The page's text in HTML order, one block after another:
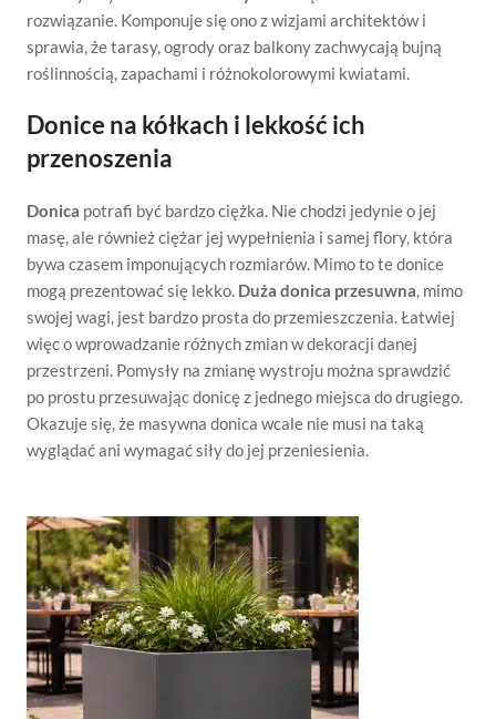
rozwiązanie. Komponuje się ono z wizjami architektów i
sprawia, że tarasy, ogrody oraz balkony zachwycają bujną
roślinnością, zapachami i różnokolorowymi kwiatami.
Donice na kółkach i lekkość ich
przenoszenia
Donica potrafi być bardzo ciężka. Nie chodzi jedynie o jej
masę, ale również ciężar jej wypełnienia i samej flory, która
bywa czasem imponujących rozmiarów. Mimo to te donice
mogą prezentować się lekko. Duża donica przesuwna, mimo
swojej wagi, jest bardzo prosta do przemieszczenia. Łatwiej
więc o wprowadzanie różnych zmian w dekoracji danej
przestrzeni. Pomysły na zmianę wystroju można sprawdzić
po prostu przesuwając donicę z jednego miejsca do drugiego.
Okazuje się, że masywna donica wcale nie musi na taką
wyglądać ani wymagać siły do jej przeniesienia.